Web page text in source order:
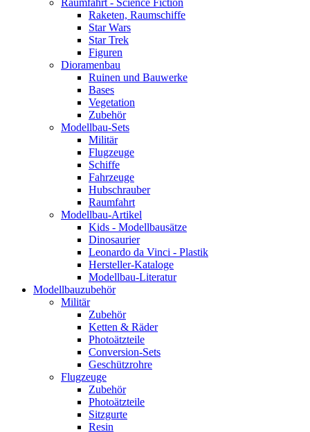
Raumfahrt - Science Fiction
Raketen, Raumschiffe
Star Wars
Star Trek
Figuren
Dioramenbau
Ruinen und Bauwerke
Bases
Vegetation
Zubehör
Modellbau-Sets
Militär
Flugzeuge
Schiffe
Fahrzeuge
Hubschrauber
Raumfahrt
Modellbau-Artikel
Kids - Modellbausätze
Dinosaurier
Leonardo da Vinci - Plastik
Hersteller-Kataloge
Modellbau-Literatur
Modellbauzubehör
Militär
Zubehör
Ketten & Räder
Photoätzteile
Conversion-Sets
Geschützrohre
Flugzeuge
Zubehör
Photoätzteile
Sitzgurte
Resin